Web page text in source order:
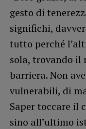
gesto di
significhi,
tutto perché
sola, trovando il
barriera. Non
vulnerabili, di
Saper toccare il
sino all’ultimo